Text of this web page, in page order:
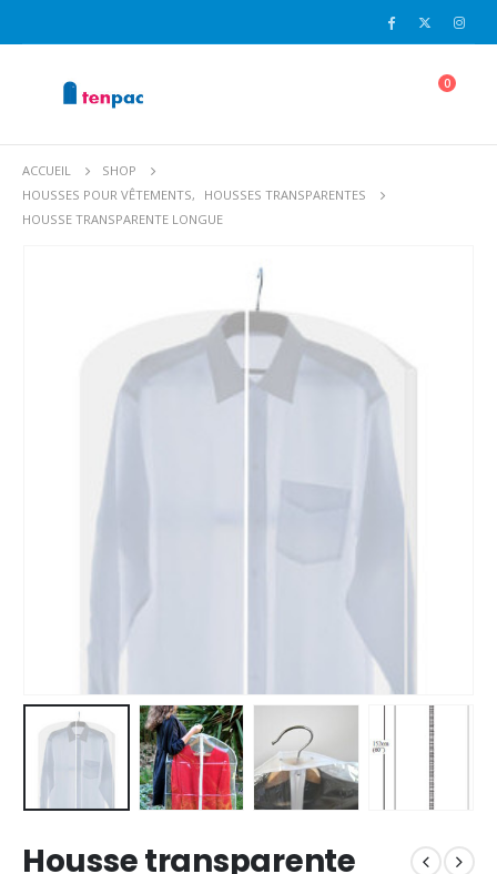
0
ACCUEIL
SHOP
HOUSSES POUR VÊTEMENTS,
HOUSSES TRANSPARENTES
HOUSSE TRANSPARENTE LONGUE
Housse transparente